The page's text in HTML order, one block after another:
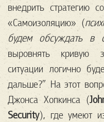
внедрить стратегию
«Самоизоляцию» (
будем обсуждать в
выровнять кривую
ситуации логично
дальше?” На этот
Джонса Хопкинса (
Security), где умеют